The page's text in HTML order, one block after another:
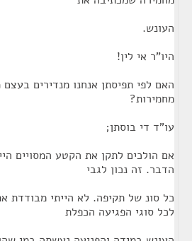
העונש.
היו"ר אי לין!
האם לפי תפיסתן אנחנו מנדירים בעצם
מחמירות?
עו"ד די בוסתן;
אם הולכים לתקן את הקטע המסויים
הדבר. זה נכון לגבי
כל סונ של תקיפה. לא הייתי מבודדת
לכל סוגי הפגיעה הכפלת